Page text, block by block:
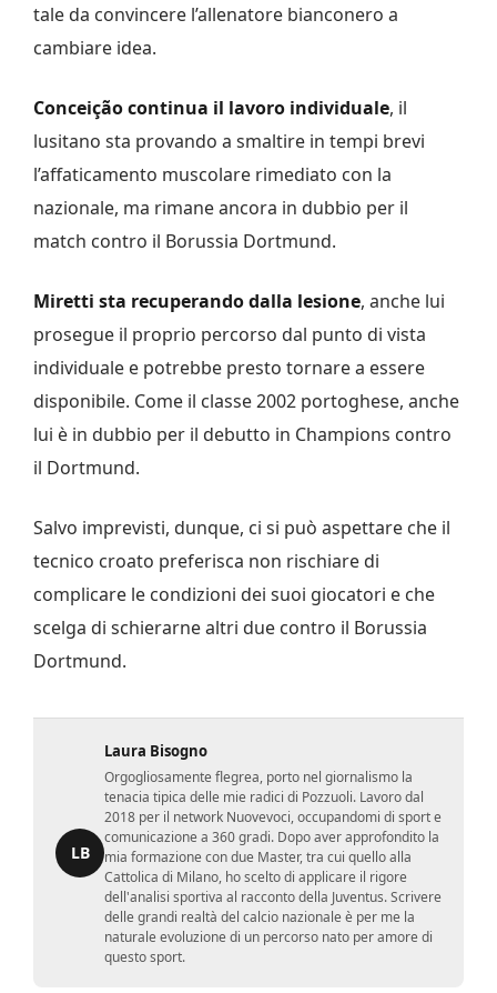
tale da convincere l’allenatore bianconero a
cambiare idea.
Conceição continua il lavoro individuale, il
lusitano sta provando a smaltire in tempi brevi
l’affaticamento muscolare rimediato con la
nazionale, ma rimane ancora in dubbio per il
match contro il Borussia Dortmund.
Miretti sta recuperando dalla lesione, anche lui
prosegue il proprio percorso dal punto di vista
individuale e potrebbe presto tornare a essere
disponibile. Come il classe 2002 portoghese, anche
lui è in dubbio per il debutto in Champions contro
il Dortmund.
Salvo imprevisti, dunque, ci si può aspettare che il
tecnico croato preferisca non rischiare di
complicare le condizioni dei suoi giocatori e che
scelga di schierarne altri due contro il Borussia
Dortmund.
LB
Laura Bisogno
Orgogliosamente flegrea, porto nel giornalismo la
tenacia tipica delle mie radici di Pozzuoli. Lavoro dal
2018 per il network Nuovevoci, occupandomi di sport e
comunicazione a 360 gradi. Dopo aver approfondito la
mia formazione con due Master, tra cui quello alla
Cattolica di Milano, ho scelto di applicare il rigore
dell'analisi sportiva al racconto della Juventus. Scrivere
delle grandi realtà del calcio nazionale è per me la
naturale evoluzione di un percorso nato per amore di
questo sport.